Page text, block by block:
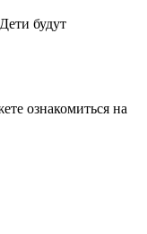
будут
ознакомиться на